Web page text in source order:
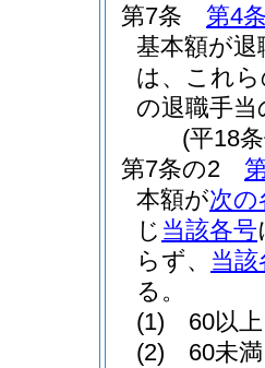
第7条
第4
基本額が
は、これ
の退職手
(平18
第7条の2
本額が次の
じ 当該各号
らず、 当
る。
(1)
60以
(2)
60未